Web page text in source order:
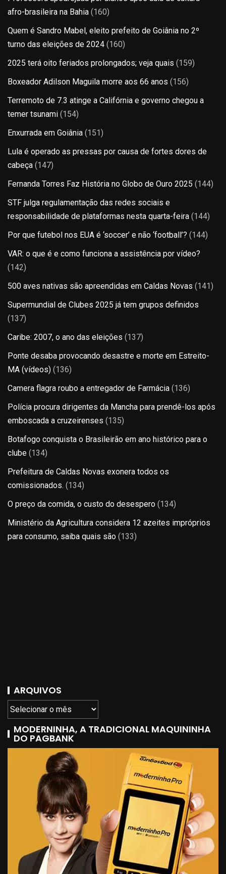
afro-brasileira na Bahia (160)
Quem é Sandro Mabel, eleito prefeito de Goiânia no 2º
turno das eleições de 2024 (160)
2025 terá oito feriados prolongados; veja quais (159)
Boxeador Adilson Maguila morre aos 66 anos (156)
Terremoto de 7.3 atinge a Califórnia e governo chegou a
temer tsunami (154)
Enxurrada em Goiânia (151)
Lula é operado as pressas por causa de fortes dores de
cabeça (147)
Fernanda Torres Faz História no Globo de Ouro 2025 (144)
STF julga regulamentação das redes sociais e
responsabilidade de plataformas nesta quarta-feira (144)
Por que futebol nos EUA é ‘soccer’ e não ‘football’? (144)
VAR: o que é e como funciona a assistência por vídeo?
(142)
500 aves nativas são apreendidas em Caldas Novas (141)
Supermundial de Clubes 2025 já tem grupos definidos
(137)
Caribe: 2007, o ano das eleições (137)
Ponte desaba provocando desastre e morte em Estreito-
MA (vídeos) (136)
Camera flagra roubo a entregador de Farmácia (136)
Polícia procura dirigentes da Mancha para prendê-los após
emboscada a cruzeirenses (135)
Botafogo conquista o Brasileirão em ano histórico para o
clube (134)
Prefeitura de Caldas Novas exonera todos os
comissionados. (134)
O preço da comida, o custo do desespero (134)
Ministério da Agricultura considera 12 azeites impróprios
para consumo, saiba quais são (133)
ARQUIVOS
MODERNINHA, A TRADICIONAL MAQUININHA
DO PAGBANK